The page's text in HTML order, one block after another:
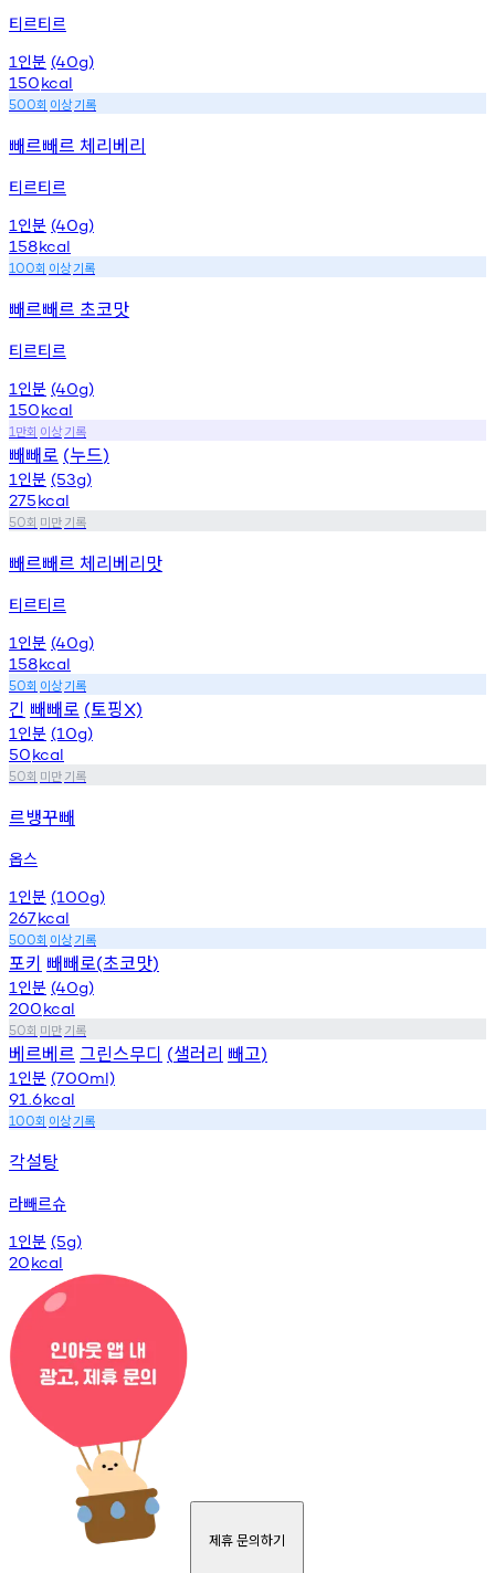
티르티르
1 인분 (40g)
150kcal
500회 이상기록
빼르빼르 체리베리
티르티르
1 인분 (40g)
158kcal
100회 이상기록
빼르빼르 초코맛
티르티르
1 인분 (40g)
150kcal
1 만회 이상기록
빼빼로 (누드)
1 인분 (53g)
275kcal
50회 미만기록
빼르빼르 체리베리맛
티르티르
1 인분 (40g)
158kcal
50회 이상기록
긴 빼빼로 (토핑X)
1 인분 (10g)
50kcal
50회 미만기록
르뱅꾸빼
옵스
1 인분 (100g)
267kcal
500회 이상기록
포키 빼빼로(초코맛)
1 인분 (40g)
200kcal
50회 미만기록
베르베르 그린스무디 (샐러리 빼고)
1 인분 (700ml)
91.6kcal
100회 이상기록
각설탕
라빼르슈
1 인분 (5g)
20kcal
제휴 문의하기